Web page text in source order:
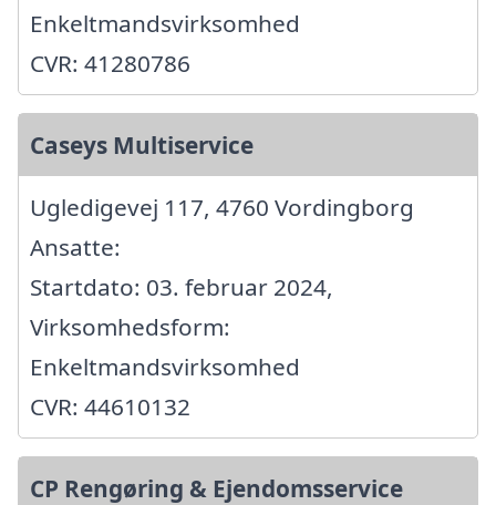
Enkeltmandsvirksomhed
CVR: 41280786
Caseys Multiservice
Ugledigevej 117, 4760 Vordingborg
Ansatte:
Startdato: 03. februar 2024,
Virksomhedsform:
Enkeltmandsvirksomhed
CVR: 44610132
CP Rengøring & Ejendomsservice